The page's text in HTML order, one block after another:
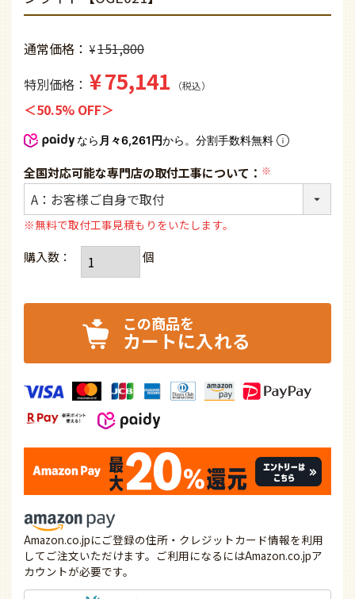
通常価格 ¥151,800
特別価格
¥75,141 税込
50.5% OFF
なら 月々6,261円から。分割手数料無料
全国対応可能な専門店の取付工事について：
(必
※無料で取付工事見積もりをいたします。
カートに入れる
Amazon.co.jpにご登録の住所・クレジットカード情報を利用
してご注文いただけます。ご利用になるにはAmazon.co.jpア
カウントが必要です。